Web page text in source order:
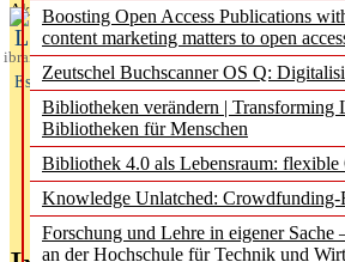
Boosting Open Access Publications
content marketing matters to open
Zeutschel Buchscanner OS Q:
Bibliotheken verändern | Transforming
Bibliotheken für Menschen
Bibliothek 4.0 als Lebensraum:
Knowledge Unlatched: Crowdfunding-
Forschung und Lehre in eigener
an der Hochschule für Technik und
Aktuelles aus
L
ibrary
Essentials